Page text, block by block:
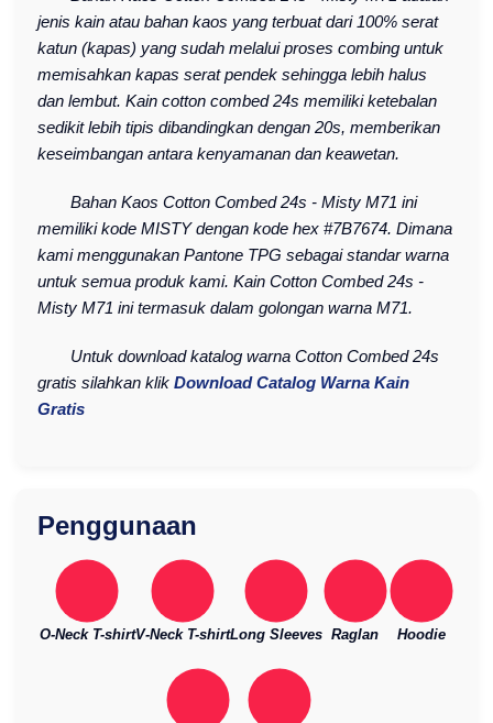
jenis kain atau bahan kaos yang terbuat dari 100% serat
katun (kapas) yang sudah melalui proses combing untuk
memisahkan kapas serat pendek sehingga lebih halus
dan lembut. Kain cotton combed 24s memiliki ketebalan
sedikit lebih tipis dibandingkan dengan 20s, memberikan
keseimbangan antara kenyamanan dan keawetan.
Bahan Kaos Cotton Combed 24s - Misty M71 ini
memiliki kode MISTY dengan kode hex #7B7674. Dimana
kami menggunakan Pantone TPG sebagai standar warna
untuk semua produk kami. Kain Cotton Combed 24s -
Misty M71 ini termasuk dalam golongan warna M71.
Untuk download katalog warna Cotton Combed 24s
gratis silahkan klikDownload Catalog Warna Kain
Gratis
Penggunaan
O-Neck T-shirtV-Neck T-shirtLong Sleeves Raglan Hoodie